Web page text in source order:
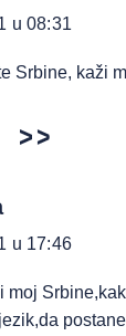
u 08:31
Srbine, kaži
u 17:46
moj